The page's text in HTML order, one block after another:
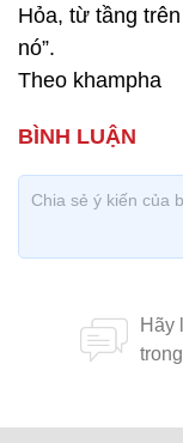
Hỏa, từ tầng
nó”.
Theo khampha